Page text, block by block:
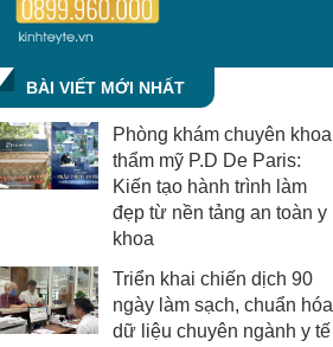
BÀI VIẾT MỚI NHẤT
Phòng khám chuyên khoa
thẩm mỹ P.D De Paris:
Kiến tạo hành trình làm
đẹp từ nền tảng an toàn y
khoa
Triển khai chiến dịch 90
ngày làm sạch, chuẩn hóa
dữ liệu chuyên ngành y tế